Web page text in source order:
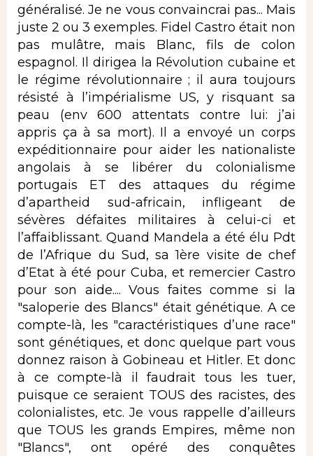
généralisé. Je ne vous convaincrai pas... Mais
juste 2 ou 3 exemples. Fidel Castro était non
pas mulâtre, mais Blanc, fils de colon
espagnol. Il dirigea la Révolution cubaine et
le régime révolutionnaire ; il aura toujours
résisté à l’impérialisme US, y risquant sa
peau (env 600 attentats contre lui: j’ai
appris ça à sa mort). Il a envoyé un corps
expéditionnaire pour aider les nationaliste
angolais à se libérer du colonialisme
portugais ET des attaques du régime
d’apartheid sud-africain, infligeant de
sévères défaites militaires à celui-ci et
l’affaiblissant. Quand Mandela a été élu Pdt
de l’Afrique du Sud, sa 1ère visite de chef
d’Etat à été pour Cuba, et remercier Castro
pour son aide.... Vous faites comme si la
"saloperie des Blancs" était génétique. A ce
compte-là, les "caractéristiques d’une race"
sont génétiques, et donc quelque part vous
donnez raison à Gobineau et Hitler. Et donc
à ce compte-là il faudrait tous les tuer,
puisque ce seraient TOUS des racistes, des
colonialistes, etc. Je vous rappelle d’ailleurs
que TOUS les grands Empires, même non
"Blancs", ont opéré des conquêtes